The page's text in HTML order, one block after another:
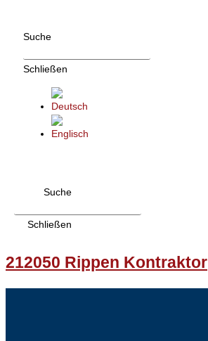
Suche
Schließen
Suche
Schließen
212050 Rippen Kontraktor